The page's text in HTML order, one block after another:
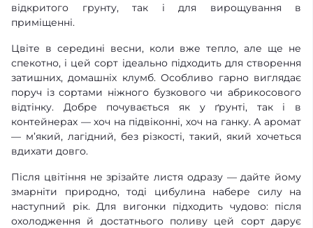
відкритого грунту, так і для вирощування в
приміщенні.
Цвіте в середині весни, коли вже тепло, але ще не
спекотно, і цей сорт ідеально підходить для створення
затишних, домашніх клумб. Особливо гарно виглядає
поруч із сортами ніжного бузкового чи абрикосового
відтінку. Добре почувається як у ґрунті, так і в
контейнерах — хоч на підвіконні, хоч на ганку. А аромат
— м’який, лагідний, без різкості, такий, який хочеться
вдихати довго.
Після цвітіння не зрізайте листя одразу — дайте йому
змарніти природно, тоді цибулина набере силу на
наступний рік. Для вигонки підходить чудово: після
охолодження й достатнього поливу цей сорт дарує